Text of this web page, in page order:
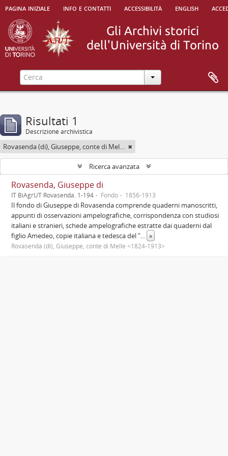
pagina iniziale info e contatti accessibilità english
Risultati 1
Descrizione archivistica
Rovasenda (di), Giuseppe, conte di Melle <1824-1913>
Ricerca avanzata
Rovasenda, Giuseppe di
IT BiAgrUT Rovasenda. 1-194 Fondo 1856-1913
Il fondo di Giuseppe di Rovasenda comprende quaderni manoscritti,
appunti di osservazioni ampelografiche, corrispondenza con studiosi
italiani e stranieri, schede ampelografiche estratte dai quaderni dal
figlio Amedeo, copie italiana e tedesca del "... »
Rovasenda (di), Giuseppe, conte di Melle <1824-1913>